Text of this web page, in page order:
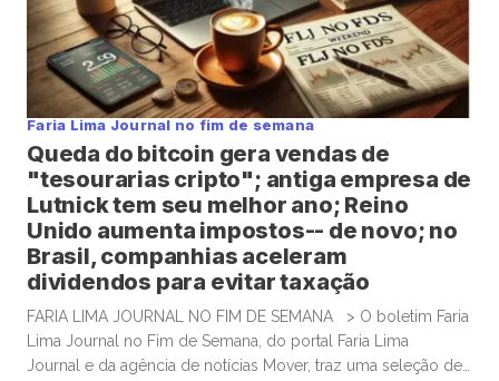
Faria Lima Journal no fim de semana
Queda do bitcoin gera vendas de
"tesourarias cripto"; antiga empresa de
Lutnick tem seu melhor ano; Reino
Unido aumenta impostos-- de novo; no
Brasil, companhias aceleram
dividendos para evitar taxação
FARIA LIMA JOURNAL NO FIM DE SEMANA > O boletim Faria
Lima Journal no Fim de Semana, do portal Faria Lima
Journal e da agência de notícias Mover, traz uma seleção de